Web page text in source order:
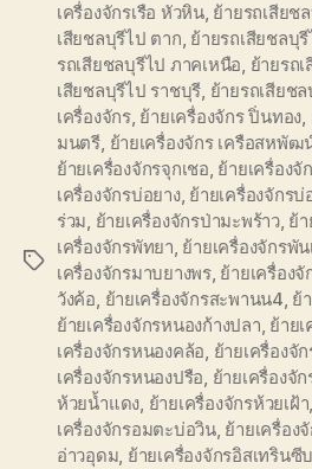
Tags
เครื่องจักรเรือ หัวหิน, ย้ายรถเสียช
เสียชลบุรีไป ตาก, ย้ายรถเสียชลบุ
รถเสียชลบุรีไป ภาคเหนือ, ย้ายรถ
เสียชลบุรีไป ราชบุรี, ย้ายรถเสียช
เครื่องจักร, ย้ายเครื่องจักร ปิ่นทอง,
มนตรี, ย้ายเครื่องจักร เครือสหพัฒ
ย้ายเครื่องจักรจุกเชอ, ย้ายเครื่องจั
เครื่องจักรบ่อยาง, ย้ายเครื่องจักรบ่
ร่วม, ย้ายเครื่องจักรป่ามะพร้าว, ย้
เครื่องจักรพัทยา, ย้ายเครื่องจักรพั
เครื่องจักรมาบยางพร, ย้ายเครื่องจั
วังค้อ, ย้ายเครื่องจักรสะพานน4, ย้
ย้ายเครื่องจักรหนองก้างปลา, ย้าย
เครื่องจักรหนองคล้อ, ย้ายเครื่องจั
เครื่องจักรหนองปรือ, ย้ายเครื่องจั
ห้วยน้ำแดง, ย้ายเครื่องจักรห้วยเฝ้า,
เครื่องจักรอมตะบ่อวิน, ย้ายเครื่อง
อ่าวอุดม, ย้ายเครื่องจักรอิสเทรินซี